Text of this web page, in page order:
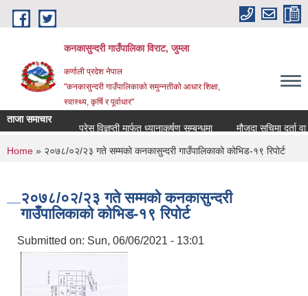
Skip to main content
कनकासुन्दरी गाउँपालिका विराट, जुम्ला
कर्णाली प्रदेश नेपाल
"कनकासुन्दरी गाउँपालिकाको समुन्नतीको आधार शिक्षा,
स्वास्थ्य, कृर्षि र पूर्वाधार"
ताजा समाचार
प्रेस विज्ञप्ती मार्फत ध्यानाकर्षण सम्बन्धमा
मौजुदा सुचिमा दर्ता वा
You are here
Home » २०७८/०२/२३ गते सम्मको कनकासुन्दरी गाउँपालिकाको कोभिड-१९ रिपोर्ट
२०७८/०२/२३ गते सम्मको कनकासुन्दरी
गाउँपालिकाको कोभिड-१९ रिपोर्ट
Submitted on: Sun, 06/06/2021 - 13:01